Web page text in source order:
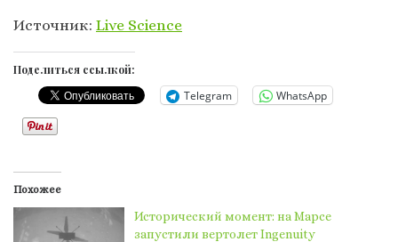
Источник: Live Science
Поделиться ссылкой:
Telegram WhatsApp
Похожее
Исторический момент: на Марсе
запустили вертолет Ingenuity